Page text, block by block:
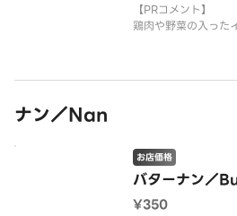
【PRコメント】
鶏肉や野菜の入った
ナン／Nan
バターナン／
お店価格
¥350